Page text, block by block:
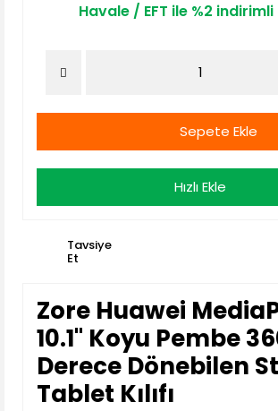
Havale / EFT ile %2
Sepete Ekle
Hızlı Ekle
Tavsiye
Et
Zore Huawei
10.1'' Koyu Pembe
Derece Dönebilen
Tablet Kılıfı